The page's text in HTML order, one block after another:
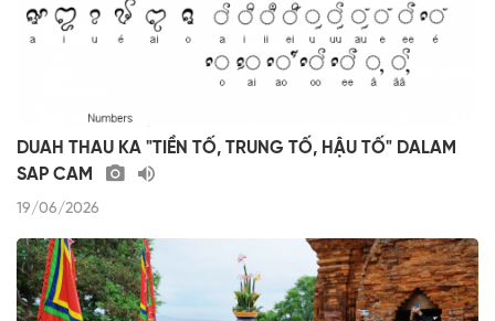
DUAH THAU KA "TIỀN TỐ, TRUNG TỐ, HẬU TỐ" DALAM
SAP CAM
19/06/2026